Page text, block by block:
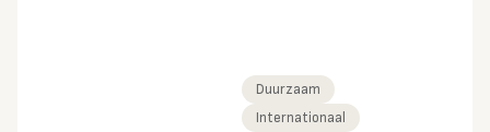
Duurzaam
Internationaal